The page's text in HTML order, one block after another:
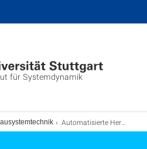
für Systemdynamik
Automatisierte Herstellung funktional gradierter Betonbauteile